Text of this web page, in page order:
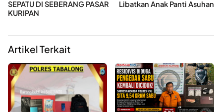
SEPATU DI SEBERANG PASAR
KURIPAN
Libatkan Anak Panti Asuhan
Artikel Terkait